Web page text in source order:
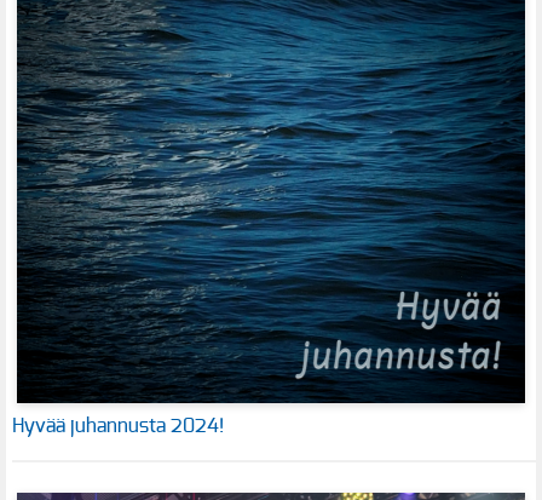
Hyvää juhannusta 2024!